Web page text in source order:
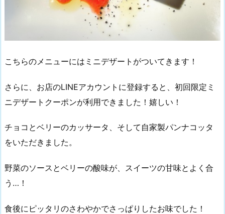
こちらのメニューにはミニデザートがついてきます！
さらに、お店のLINEアカウントに登録すると、初回限定ミ
ニデザートクーポンが利用できました！嬉しい！
チョコとベリーのカッサータ、そして自家製パンナコッタ
をいただきました。
野菜のソースとベリーの酸味が、スイーツの甘味とよく合
う…！
食後にピッタリのさわやかでさっぱりしたお味でした！